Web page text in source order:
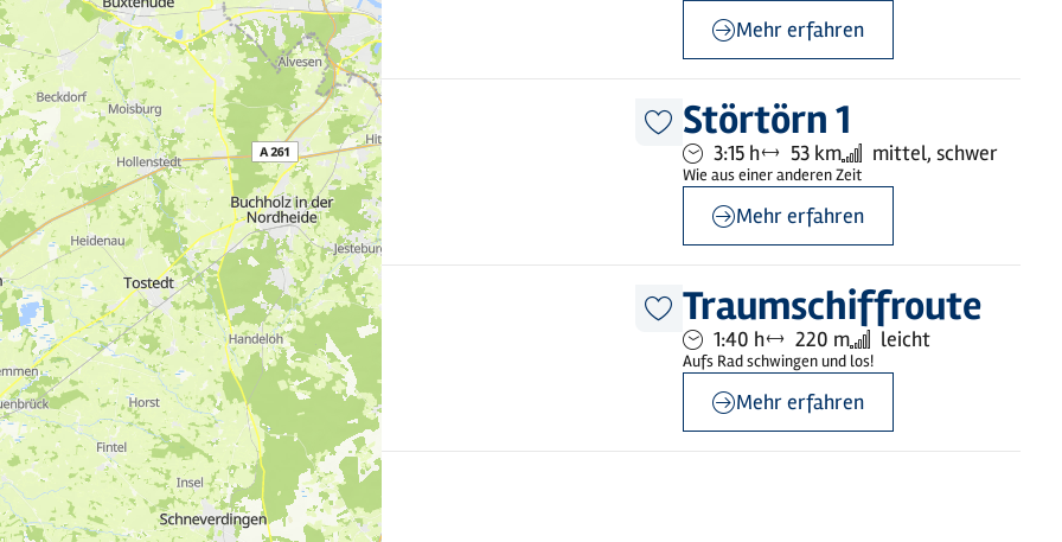
Mehr erfahren
Diesen
Artikel
merken
Störtörn 1
Dauer:
3:15 h Entfernung:
53 km Anforderung:
mittel, schwer
Wie aus einer anderen Zeit
Mehr
erfahren
Mehr erfahren
Diesen
Artikel
merken
Traumschiffroute
Dauer:
1:40 h Entfernung:
220 m Anforderung:
leicht
Aufs Rad schwingen und los!
erfahren
Mehr erfahren